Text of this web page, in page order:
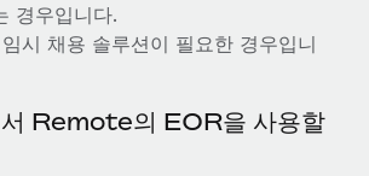
기
를 통해 네 개의 시장에서 글로벌
법
경우입니다.
시 채용 솔루션이 필요한 경우입니
서 Remote의 EOR을 사용할